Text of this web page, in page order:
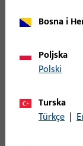
ukupna duljina
otvaranja
Bosna i
Poljska
Polski
Turska
Türkçe |